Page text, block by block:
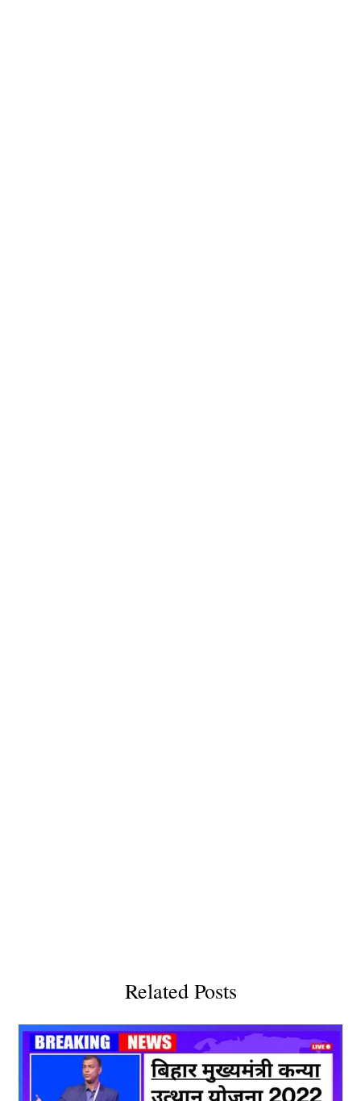
Related Posts